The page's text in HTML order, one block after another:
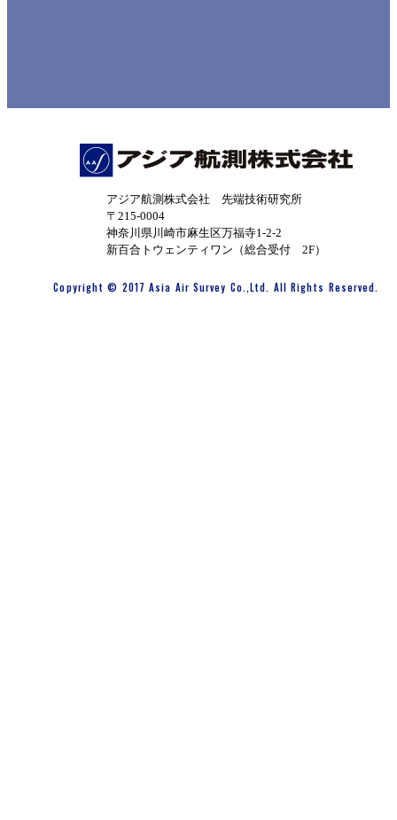
アジア航測株式会社 先端技術研究所
〒215-0004
神奈川県川崎市麻生区万福寺1-2-2
新百合トウェンティワン（総合受付 2F）
Copyright © 2017 Asia Air Survey Co.,Ltd. All Rights Reserved.